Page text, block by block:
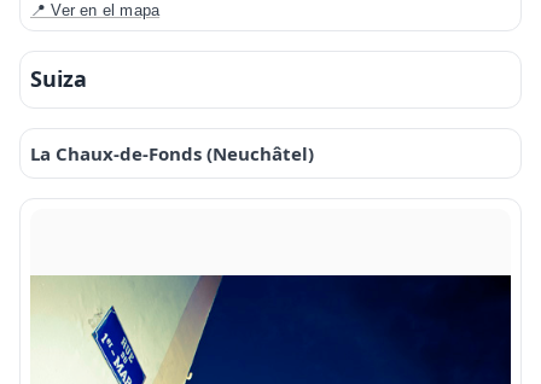
📍 Ver en el mapa
Suiza
La Chaux-de-Fonds (Neuchâtel)